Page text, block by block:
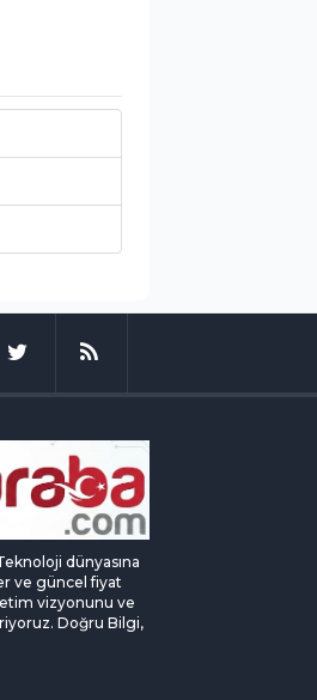
dünyasına
ve güncel fiyat
vizyonunu ve
Doğru Bilgi,